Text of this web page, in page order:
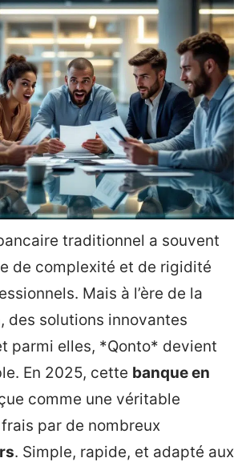
traditionnel a souvent
de complexité et de rigidité
Mais à l’ère de la
des solutions innovantes
parmi elles, *Qonto* devient
En 2025, cette banque en
comme une véritable
par de nombreux
. Simple, rapide, et adapté aux